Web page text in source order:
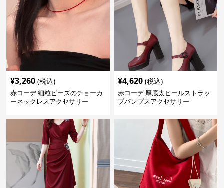
¥3,260 (税込)
赤コーデ 細粒ビーズのチョーカ
ーネックレスアクセサリー
¥4,620 (税込)
赤コーデ 厚底太ヒールストラッ
プパンプスアクセサリー